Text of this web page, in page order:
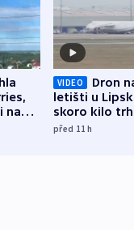
na
VIDEO
Dron
letišti u
skoro kilo
indicie
před 11h